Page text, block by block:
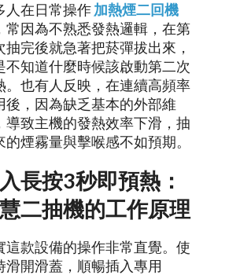
人在日常操作 加熱煙二回機
常因為不熟悉發熱邏輯，在第
抽完後就急著把菸彈拔出來，
不知道什麼時候該啟動第二次
。也有人反映，在連續高頻率
後，因為缺乏基本的外部維
導致主機的發熱效率下滑，抽
的煙霧量與擊喉感不如預期。
長按3秒即預熱：
二抽機的工作原理
這款設備的操作非常直覺。使
滑開滑蓋，順暢插入專用